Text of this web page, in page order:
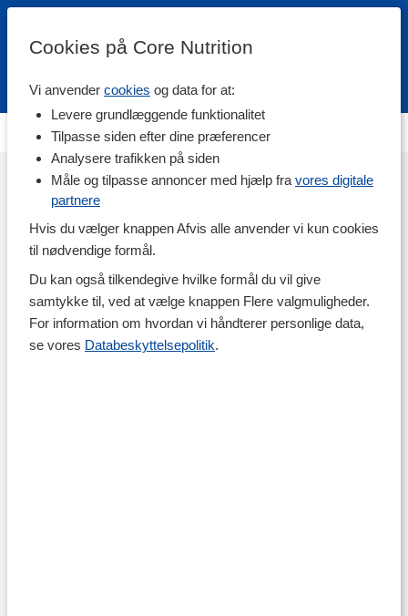
Cookies på Core Nutrition
Vi anvender cookies og data for at:
Levere grundlæggende funktionalitet
Tilpasse siden efter dine præferencer
Analysere trafikken på siden
Måle og tilpasse annoncer med hjælp fra vores digitale
partnere
Hvis du vælger knappen Afvis alle anvender vi kun cookies
til nødvendige formål.
Du kan også tilkendegive hvilke formål du vil give
samtykke til, ved at vælge knappen Flere valgmuligheder.
For information om hvordan vi håndterer personlige data,
se vores Databeskyttelsepolitik.
Fri fragt over 500 kr
Denne kampagneside er ikke blevet skabt.